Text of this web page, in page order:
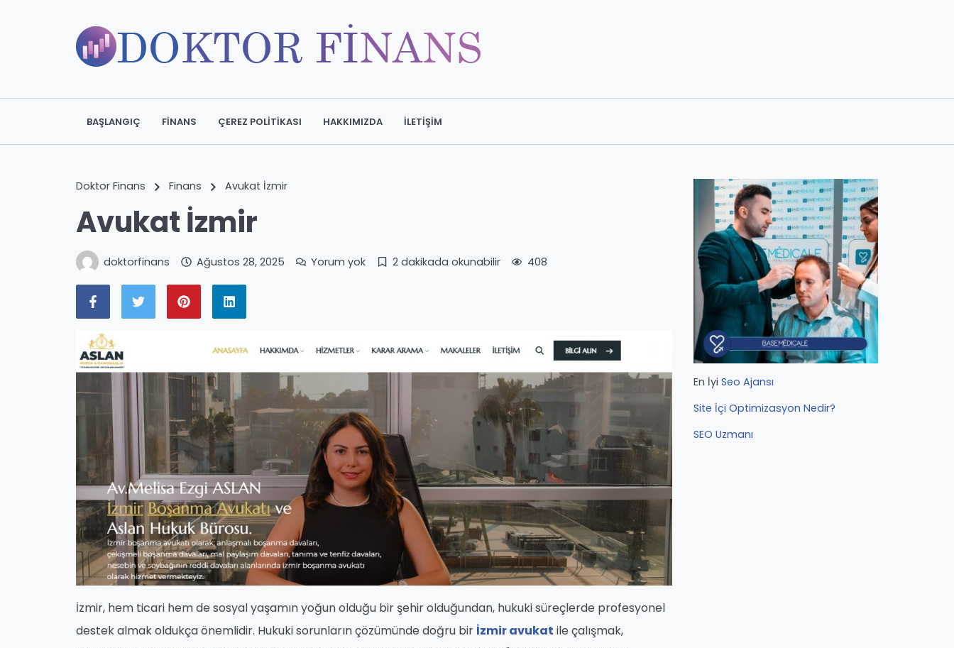
BAŞLANGIÇ FINANS ÇEREZ POLITIKASI HAKKIMIZDA İLETIŞIM
Doktor Finans Finans Avukat İzmir
Avukat İzmir
doktorfinans Ağustos 28, 2025 Yorum yok 2 dakikada okunabilir 408
İzmir, hem ticari hem de sosyal yaşamın yoğun olduğu bir şehir olduğundan, hukuki süreçlerde profesyonel
destek almak oldukça önemlidir. Hukuki sorunların çözümünde doğru bir İzmir avukat ile çalışmak,
En İyi Seo Ajansı
Site İçi Optimizasyon Nedir?
SEO Uzmanı